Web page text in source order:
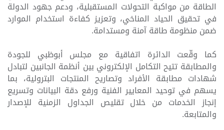
الطاقة من مواكبة التحولات المستقبلية، ودعم جهود الدولة
في تحقيق الحياد المناخي، وتعزيز كفاءة استخدام الموارد
ضمن منظومة طاقة آمنة ومستدامة.
كما وقّعت الدائرة اتفاقية مع مجلس أبوظبي للجودة
والمطابقة تتيح التكامل الإلكتروني بين أنظمة الجانبين لتبادل
شهادات مطابقة الأفراد وتصاريح المنتجات البترولية، بما
يسهم في توحيد المعايير الفنية ورفع دقة البيانات وتسريع
إنجاز الخدمات من خلال تقليص الجداول الزمنية للإصدار
والمتابعة.